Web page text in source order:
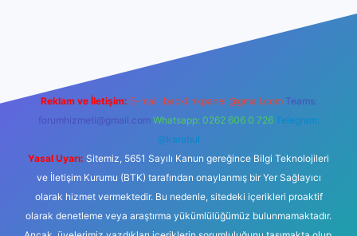
Reklam ve İletişim: E-mail: backlinkpaneli@gmail.com Teams:
forumhizmeti@gmail.com Whatsapp: 0262 606 0 726 Telegram:
@karabul
Yasal Uyarı: Sitemiz, 5651 Sayılı Kanun gereğince Bilgi Teknolojileri
ve İletişim Kurumu (BTK) tarafından onaylanmış bir Yer Sağlayıcı
olarak hizmet vermektedir. Bu nedenle, sitedeki içerikleri proaktif
olarak denetleme veya araştırma yükümlülüğümüz bulunmamaktadır.